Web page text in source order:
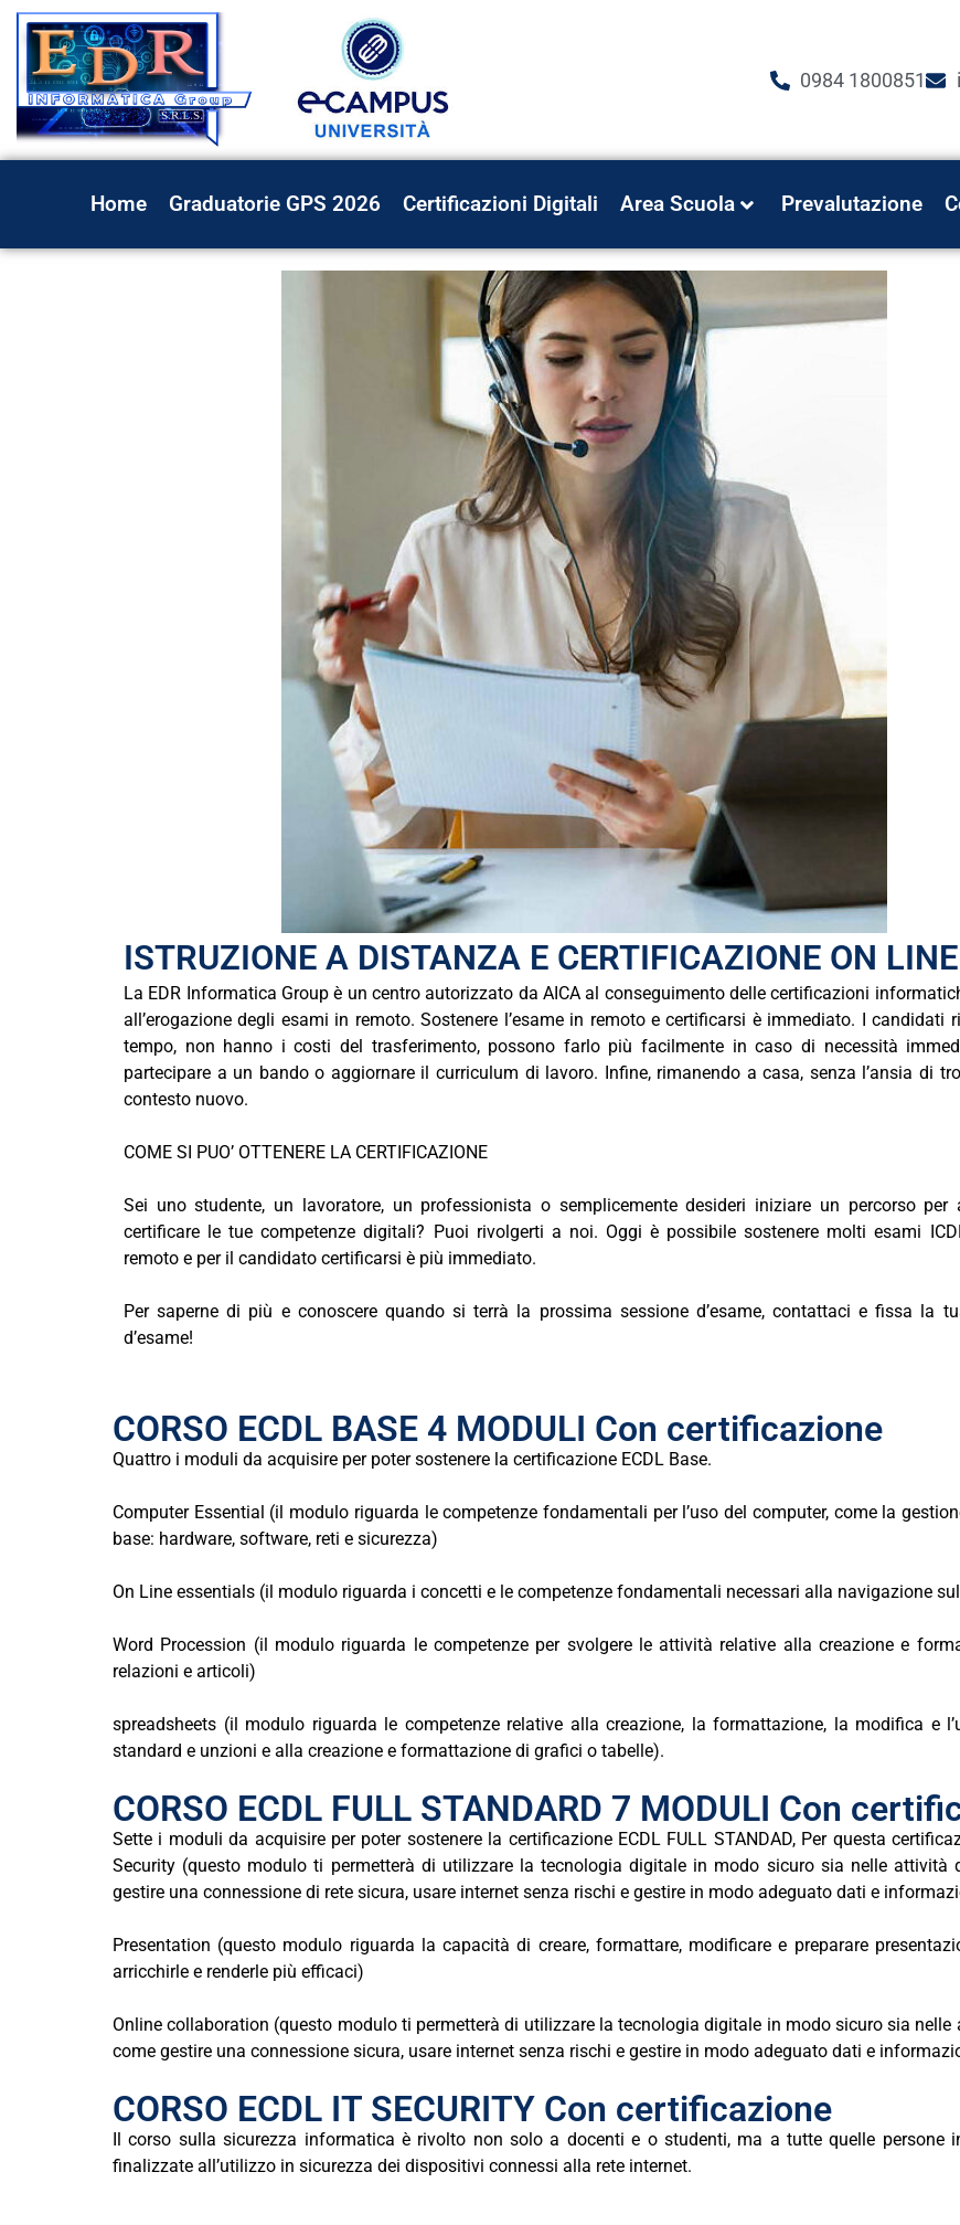
0984 1800851
Home Graduatorie GPS 2026 Certificazioni Digitali Area Scuola Prevalutazione
ISTRUZIONE A DISTANZA E CERTIFICAZIONE ON LINE
La EDR Informatica Group è un centro autorizzato da AICA al conseguimento delle certificazioni
all’erogazione degli esami in remoto. Sostenere l’esame in remoto e certificarsi è immediato. I candidati
tempo, non hanno i costi del trasferimento, possono farlo più facilmente in caso di necessità
partecipare a un bando o aggiornare il curriculum di lavoro. Infine, rimanendo a casa, senza l’ansia di
contesto nuovo.
COME SI PUO’ OTTENERE LA CERTIFICAZIONE
Sei uno studente, un lavoratore, un professionista o semplicemente desideri iniziare un percorso per
certificare le tue competenze digitali? Puoi rivolgerti a noi. Oggi è possibile sostenere molti esami
remoto e per il candidato certificarsi è più immediato.
Per saperne di più e conoscere quando si terrà la prossima sessione d’esame, contattaci e fissa la
d’esame!
CORSO ECDL BASE 4 MODULI Con certificazione
Quattro i moduli da acquisire per potersostenere la certifcazione ECDL Base.
Computer Essential (il modulo riguarda le competenze fondamentali per l’uso del computer, come la
base: hardware, software, reti e sicurezza)
On Line essentials (il modulo riguarda i concetti e le competenze fondamentali necessari alla navigazione
Word Procession (il modulo riguarda le competenze per svolgere le attività relative alla creazione e
relazioni e articoli)
spreadsheets (il modulo riguarda le competenze relative alla creazione, la formattazione, la modifica e
standard e unzioni e alla creazione e formattazione di grafici o tabelle).
CORSO ECDL FULL STANDARD 7 MODULI Con
Sette i modulida acquisire per poter sostenere la certificazione ECDL FULL STANDAD, Per questa
Security (questo modulo ti permetterà di utilizzare la tecnologia digitale in modo sicuro sia nelle attività
gestire una connessione di rete sicura, usare internet senza rischi e gestire in modo adeguato dati e
Presentation (questo modulo riguarda la capacità di creare, formattare, modificare e preparare
arricchirle e renderle più efficaci)
Online collaboration (questo modulo ti permetterà di utilizzare la tecnologia digitale in modo sicuro sia
come gestire una connessione sicura, usare internet senza rischi e gestire in modo adeguato dati e
CORSO ECDL IT SECURITY Con certificazione
Ilcorso sullasicurezza informatica è rivolto non soloa docentie o studenti, ma a tuttequelle persone
finalizzate all’utilizzo in sicurezza dei dispositivi connessi alla rete internet.